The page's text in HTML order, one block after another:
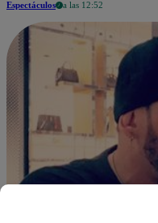
Espectáculos a las 12:52